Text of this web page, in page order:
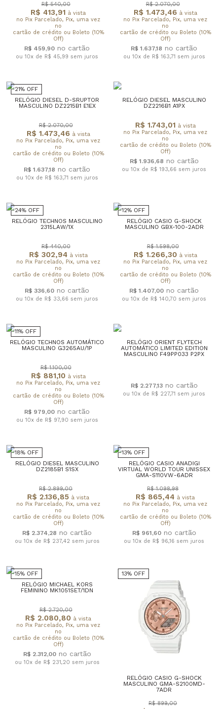
R$ 413,91 à vista
no Pix Parcelado, Pix, uma vez
no
cartão de crédito ou Boleto (10%
Off)
R$ 540,00
R$ 459,90
ou 10x de R$ 45,99 sem juros
R$ 1.473,46 à vista
no Pix Parcelado, Pix, uma vez
no
cartão de crédito ou Boleto (10%
Off)
R$ 2.070,00
R$ 1.637,18
ou 10x de R$ 163,71 sem juros
21% OFF
RELÓGIO DIESEL D-SRUPTOR
MASCULINO DZ2215B1 E1EX
R$ 1.473,46 à vista
no Pix Parcelado, Pix, uma vez
no
cartão de crédito ou Boleto (10%
Off)
R$ 2.070,00
R$ 1.637,18
ou 10x de R$ 163,71 sem juros
RELÓGIO DIESEL MASCULINO
DZ2216B1 A1PX
R$ 1.743,01 à vista
no Pix Parcelado, Pix, uma vez
no
cartão de crédito ou Boleto (10%
Off)
R$ 1.936,68
ou 10x de R$ 193,66 sem juros
24% OFF
RELÓGIO TECHNOS MASCULINO
2315LAW/1X
R$ 302,94 à vista
no Pix Parcelado, Pix, uma vez
no
cartão de crédito ou Boleto (10%
Off)
R$ 440,00
R$ 336,60
ou 10x de R$ 33,66 sem juros
12% OFF
RELÓGIO CASIO G-SHOCK
MASCULINO GBX-100-2ADR
R$ 1.266,30 à vista
no Pix Parcelado, Pix, uma vez
no
cartão de crédito ou Boleto (10%
Off)
R$ 1.598,00
R$ 1.407,00
ou 10x de R$ 140,70 sem juros
11% OFF
RELÓGIO TECHNOS AUTOMÁTICO
MASCULINO G3265AU/1P
R$ 881,10 à vista
no Pix Parcelado, Pix, uma vez
no
cartão de crédito ou Boleto (10%
Off)
R$ 1.100,00
R$ 979,00
ou 10x de R$ 97,90 sem juros
RELÓGIO ORIENT FLYTECH
AUTOMÁTICO LIMITED EDITION
MASCULINO F49PP033 P2PX
R$ 2.277,13
ou 10x de R$ 227,71 sem juros
18% OFF
RELÓGIO DIESEL MASCULINO
DZ2185B1 S1SX
R$ 2.136,85 à vista
no Pix Parcelado, Pix, uma vez
no
cartão de crédito ou Boleto (10%
Off)
R$ 2.899,00
R$ 2.374,28
ou 10x de R$ 237,42 sem juros
13% OFF
RELÓGIO CASIO ANADIGI
VIRTUAL WORLD TOUR UNISSEX
GMA-S110VW-6ADR
R$ 865,44 à vista
no Pix Parcelado, Pix, uma vez
no
cartão de crédito ou Boleto (10%
Off)
R$ 1.098,98
R$ 961,60
ou 10x de R$ 96,16 sem juros
15% OFF
RELÓGIO MICHAEL KORS
FEMININO MK1051SET/1DN
R$ 2.080,80 à vista
no Pix Parcelado, Pix, uma vez
no
cartão de crédito ou Boleto (10%
Off)
R$ 2.720,00
R$ 2.312,00
ou 10x de R$ 231,20 sem juros
13% OFF
RELÓGIO CASIO G-SHOCK
MASCULINO GMA-S2100MD-
7ADR
R$ 899,00